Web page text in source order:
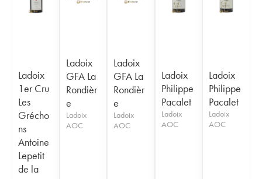
Ladoix
1er Cru
Les
Grécho
ns
Antoine
Lepetit
de la
Ladoix
GFA La
Rondièr
e
Ladoix
AOC
Ladoix
GFA La
Rondièr
e
Ladoix
AOC
Ladoix
Philippe
Pacalet
Ladoix
AOC
Ladoix
Philippe
Pacalet
Ladoix
AOC